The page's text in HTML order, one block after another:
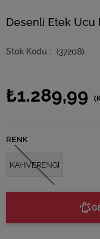
Desenli Etek Ucu
(37208)
₺1.289,99
RENK
KAHVERENGİ